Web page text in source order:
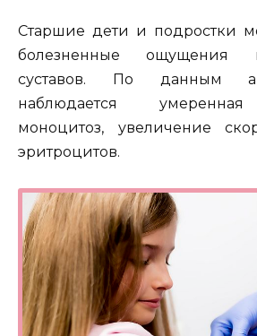
Старшие дети и подростки
болезненные ощущения
суставов. По данным
наблюдается
моноцитоз, увеличение
эритроцитов.